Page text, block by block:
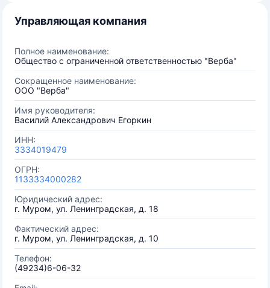
Управляющая компания
Полное наименование:
Общество с ограниченной ответственностью "Верба"
Сокращенное наименование:
ООО "Верба"
Имя руководителя:
Василий Александрович Егоркин
ИНН:
3334019479
ОГРН:
1133334000282
Юридический адрес:
г. Муром, ул. Ленинградская, д. 18
Фактический адрес:
г. Муром, ул. Ленинградская, д. 10
Телефон:
(49234)6-06-32